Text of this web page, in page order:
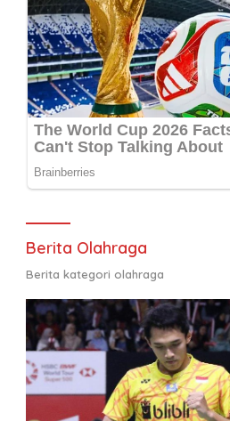
Berita Olahraga
Berita kategori olahraga